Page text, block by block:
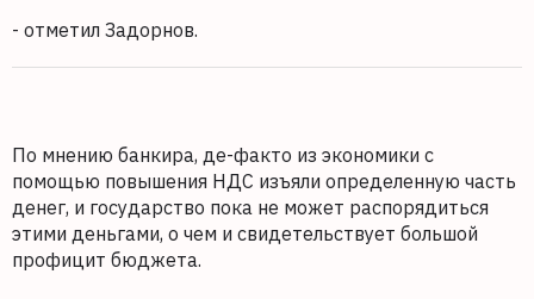
- отметил Задорнов.
По мнению банкира, де-факто из экономики с
помощью повышения НДС изъяли определенную часть
денег, и государство пока не может распорядиться
этими деньгами, о чем и свидетельствует большой
профицит бюджета.